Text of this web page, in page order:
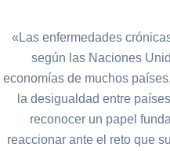
«Las enfermedades
según las Naciones
economías de muchos
la desigualdad entre
reconocer un papel
reaccionar ante el reto que